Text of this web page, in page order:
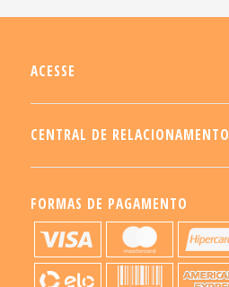
ACESSE
CENTRAL DE RELACIONAMENTO
FORMAS DE PAGAMENTO